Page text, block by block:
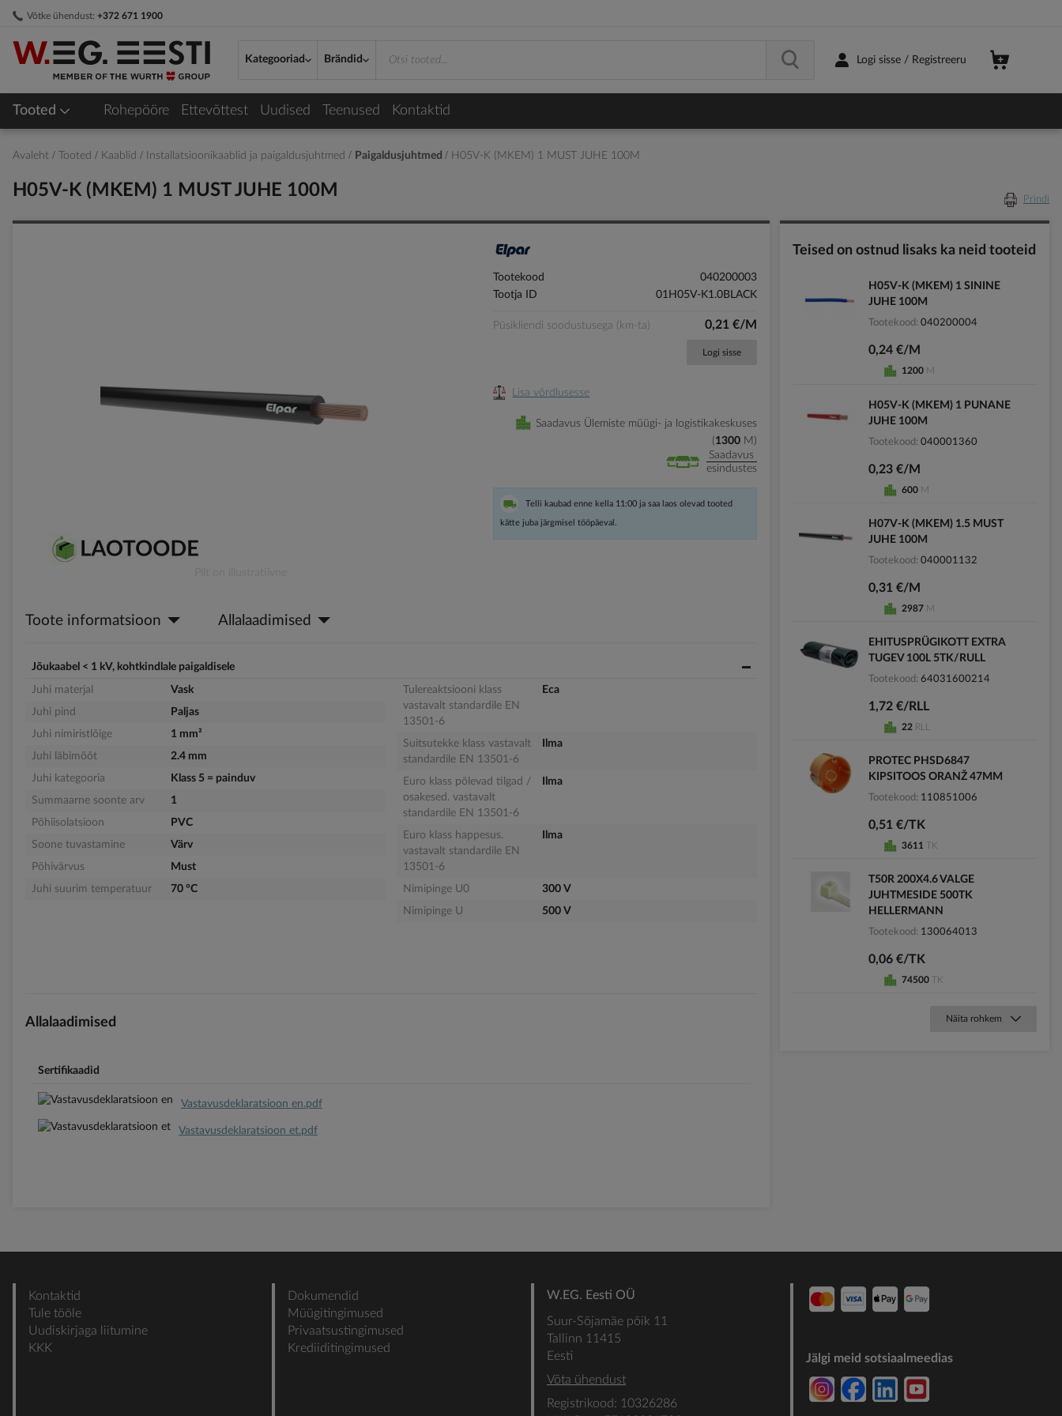
Võtke ühendust: +372 671 1900
Skip
Content
Kategooriad
Brändid Logi sisse / Registreeru
Tooted Rohepööre Ettevõttest Uudised Teenused Kontaktid
Avaleht Tooted Kaablid Installatsioonikaablid ja paigaldusjuhtmed Paigaldusjuhtmed H05V-K (MKEM) 1 MUST JUHE 100M
H05V-K (MKEM) 1 MUST JUHE 100M Prindi
beginning
images
gallery
Tootekood
040200003
Tootja ID
01H05V-K1.0BLACK
Püsikliendi soodustusega (km-ta) 0,21 €/M
Logi sisse
Lisa võrdlusesse
Saadavus Ülemiste müügi- ja logistikakeskuses
1300 M
Saadavus
esindustes
Telli kaubad enne kella 11:00 ja saa laos olevad tooted
kätte juba järgmisel tööpäeval.
Toote informatsioon Allalaadimised
Jõukaabel < 1 kV, kohtkindlale paigaldisele
Juhi materjal
Vask
Juhi pind
Paljas
Juhi nimiristlõige
1 mm²
Juhi läbimõõt
2.4 mm
Juhi kategooria
Klass 5 = painduv
Summaarne soonte arv
1
Põhiisolatsioon
PVC
Soone tuvastamine
Värv
Põhivärvus
Must
Juhi suurim temperatuur
70 °C
Tulereaktsiooni klass
vastavalt standardile EN
13501-6
Eca
Suitsutekke klass vastavalt
standardile EN 13501-6
Ilma
Euro klass põlevad tilgad /
osakesed. vastavalt
standardile EN 13501-6
Ilma
Euro klass happesus.
vastavalt standardile EN
13501-6
Ilma
Nimipinge U0
300 V
Nimipinge U
500 V
Allalaadimised
Sertifikaadid
Vastavusdeklaratsioon en.pdf
Vastavusdeklaratsioon et.pdf
Teised on ostnud lisaks ka neid tooteid
H05V-K (MKEM) 1 SININE
JUHE 100M
Tootekood 040200004
0,24 €/M
1200 M
H05V-K (MKEM) 1 PUNANE
JUHE 100M
Tootekood 040001360
0,23 €/M
600 M
H07V-K (MKEM) 1.5 MUST
JUHE 100M
Tootekood 040001132
0,31 €/M
2987 M
EHITUSPRÜGIKOTT EXTRA
TUGEV 100L 5TK/RULL
Tootekood 64031600214
1,72 €/RLL
22 RLL
PROTEC PHSD6847
KIPSITOOS ORANŽ 47MM
Tootekood 110851006
0,51 €/TK
3611 TK
T50R 200X4.6 VALGE
JUHTMESIDE 500TK
HELLERMANN
Tootekood 130064013
0,06 €/TK
74500 TK
Näita rohkem
Kontaktid
Tule tööle
Uudiskirjaga liitumine
KKK
Dokumendid
Müügitingimused
Privaatsustingimused
Krediiditingimused
W.EG. Eesti OÜ
Suur-Sõjamäe põik 11
Tallinn 11415
Eesti
Võta ühendust
Registrikood: 10326286
Jälgi meid sotsiaalmeedias